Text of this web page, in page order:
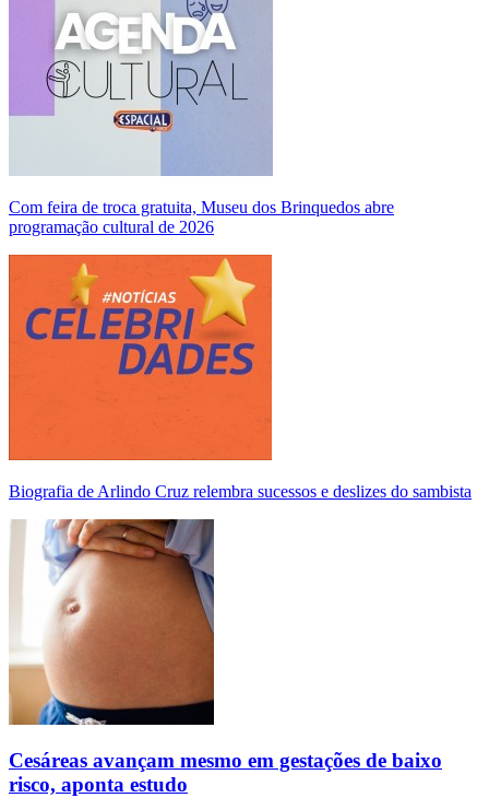
Com feira de troca gratuita, Museu dos Brinquedos abre
programação cultural de 2026
Biografia de Arlindo Cruz relembra sucessos e deslizes do sambista
Cesáreas avançam mesmo em gestações de baixo
risco, aponta estudo